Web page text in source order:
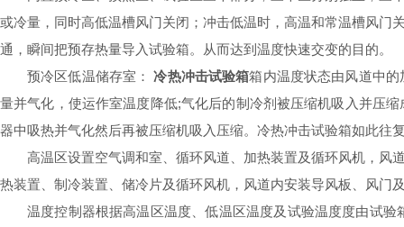
或冷量，同时高低温槽风门关闭；冲击低温时，高温和常温槽风
通，瞬间把预存热量导入试验箱。从而达到温度快速交变的目的。
预冷区低温储存室：冷热冲击试验箱箱内温度状态由风道中
量并气化，使运作室温度降低;气化后的制冷剂被压缩机吸入并压
器中吸热并气化然后再被压缩机吸入压缩。 冷热冲击试验箱如此往
高温区设置空气调和室、循环风道、加热装置及循环风机，风
热装置、制冷装置、储冷片及循环风机，风道内安装导风板、风门
温度控制器根据高温区温度、低温区温度及试验温度度由试